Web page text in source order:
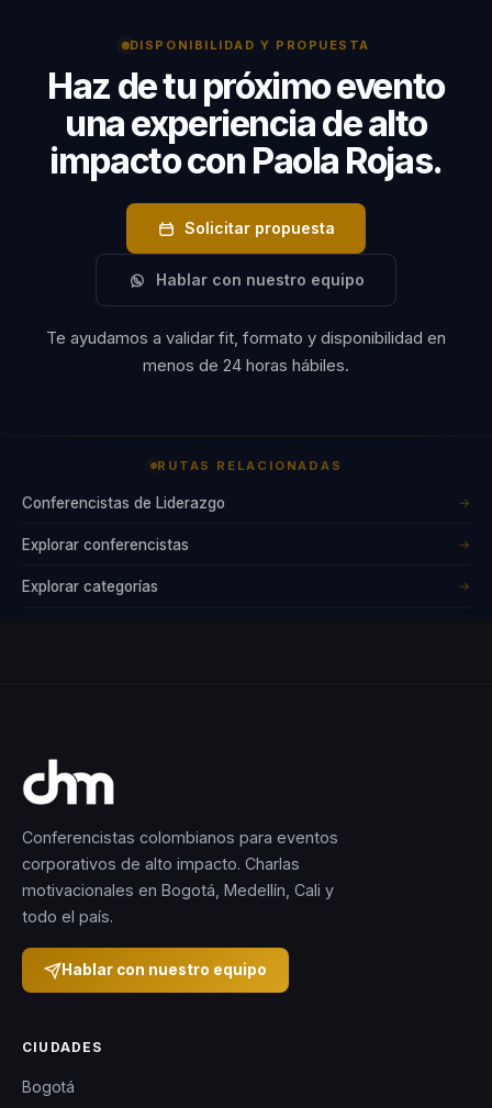
las personas en este
viaje de
autodescubrimiento
es lo que la distingue
como una
conferencista de
DISPONIBILIDAD Y PROPUESTA
Haz de tu próximo evento
una experiencia de alto
impacto con Paola Rojas.
Solicitar propuesta
Hablar con nuestro equipo
Te ayudamos a validar fit, formato y disponibilidad en
menos de 24 horas hábiles.
RUTAS RELACIONADAS
Conferencistas de Liderazgo →
Explorar conferencistas →
Explorar categorías →
Conferencistas colombianos para eventos
corporativos de alto impacto. Charlas
motivacionales en Bogotá, Medellín, Cali y
todo el país.
Hablar con nuestro equipo
CIUDADES
Bogotá